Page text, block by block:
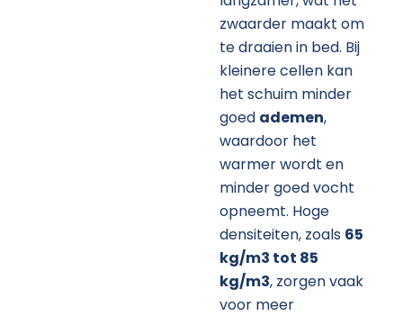
zwaarder maakt om
te draaien in bed. Bij
kleinere cellen kan
het schuim minder
goed ademen,
waardoor het
warmer wordt en
minder goed vocht
opneemt. Hoge
densiteiten, zoals 65
kg/m3 tot 85
kg/m3, zorgen vaak
voor meer